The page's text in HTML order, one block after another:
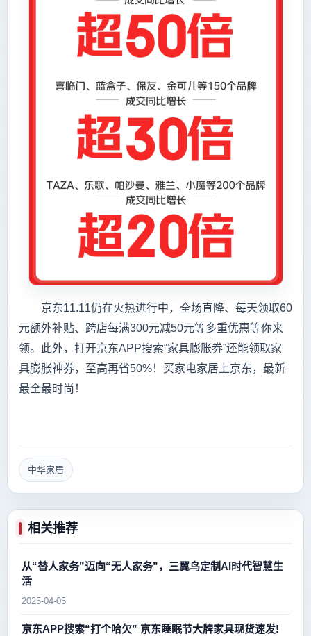
京东11.11仍在火热进行中，全场直降、每天领取60
元额外补贴、跨店每满300元减50元等多重优惠等你来
领。此外，打开京东APP搜索“家具膨胀券”还能领取家
具膨胀神券，至高再省50%！买家电家居上京东，最新
最全最时尚！
中华家居
相关推荐
从“替人家务”迈向“无人家务”，三翼鸟定制AI时代智慧生
活
2025-04-05
京东APP搜索“打个哈欠” 京东睡眠节大牌家具现货速发!